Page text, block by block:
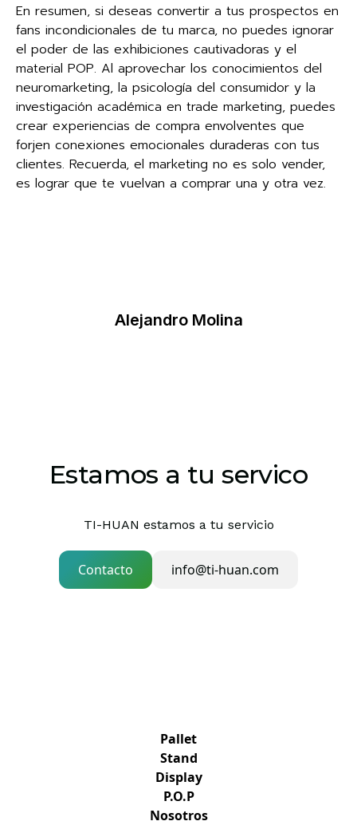
En resumen, si deseas convertir a tus prospectos en
fans incondicionales de tu marca, no puedes ignorar
el poder de las exhibiciones cautivadoras y el
material POP. Al aprovechar los conocimientos del
neuromarketing, la psicología del consumidor y la
investigación académica en trade marketing, puedes
crear experiencias de compra envolventes que
forjen conexiones emocionales duraderas con tus
clientes. Recuerda, el marketing no es solo vender,
es lograr que te vuelvan a comprar una y otra vez.
Alejandro Molina
Estamos a tu servico
TI-HUAN estamos a tu servicio
Contacto info@ti-huan.com
Pallet
Stand
Display
P.O.P
Nosotros